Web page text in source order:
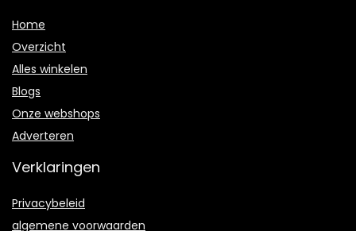
Home
Overzicht
Alles winkelen
Blogs
Onze webshops
Adverteren
Verklaringen
Privacybeleid
algemene voorwaarden